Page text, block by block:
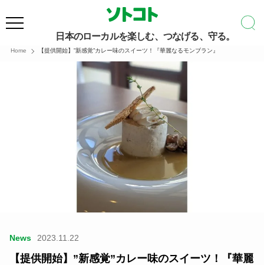
日本のローカルを楽しむ、つなげる、守る。
Home 【提供開始】”新感覚”カレー味のスイーツ！『華麗なるモンブラン』
News 2023.11.22
【提供開始】”新感覚”カレー味のスイーツ！『華麗